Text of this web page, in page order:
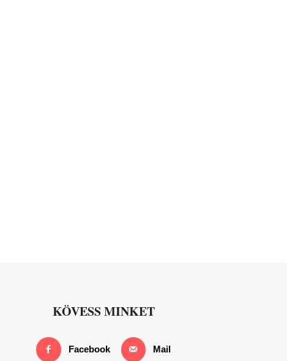
KÖVESS MINKET
Facebook Mail